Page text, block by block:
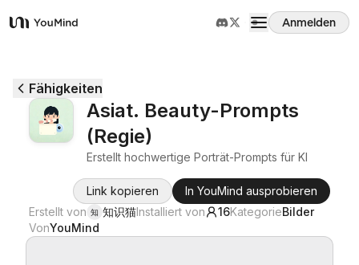
YouMind
Anmelden
Anwendungsfälle
Fähigkeiten
Prompts
Fähigkeiten
Asiat. Beauty-Prompts
(Regie)
Erstellt hochwertige Porträt-Prompts für KI
Link kopieren
In YouMind ausprobieren
Erstellt von 知 知识猫Installiert von 16KategorieBilder
VonYouMind